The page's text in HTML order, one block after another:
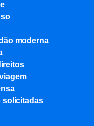
moderna
solicitadas